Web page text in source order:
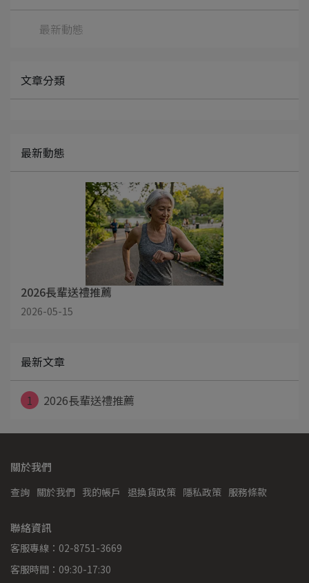
最新動態
文章分類
最新動態
2026長輩送禮推薦
2026-05-15
最新文章
1 2026長輩送禮推薦
關於我們
查詢 關於我們 我的帳戶 退換貨政策 隱私政策 服務條款
聯絡資訊
客服專線：02-8751-3669
客服時間：09:30-17:30